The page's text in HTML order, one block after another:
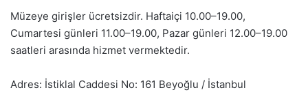
Müzeye girişler ücretsizdir. Haftaiçi 10.00–19.00,
Cumartesi günleri 11.00–19.00, Pazar günleri 12.00–19.00
saatleri arasında hizmet vermektedir.
Adres: İstiklal Caddesi No: 161 Beyoğlu / İstanbul